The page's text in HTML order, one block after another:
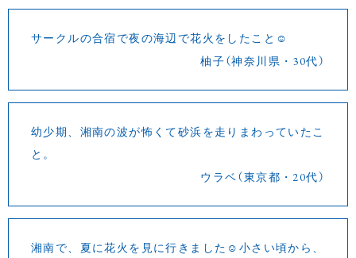
サークルの合宿で夜の海辺で花火をしたこと☺
柚子（神奈川県・30代）
幼少期、湘南の波が怖くて砂浜を走りまわっていたこ
と。
ウラベ（東京都・20代）
湘南で、夏に花火を見に行きました☺小さい頃から、